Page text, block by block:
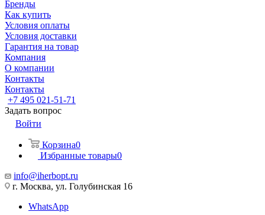
Бренды
Как купить
Условия оплаты
Условия доставки
Гарантия на товар
Компания
О компании
Контакты
Контакты
+7 495 021-51-71
Задать вопрос
Войти
Корзина0
Избранные товары0
info@iherbopt.ru
г. Москва, ул. Голубинская 16
WhatsApp